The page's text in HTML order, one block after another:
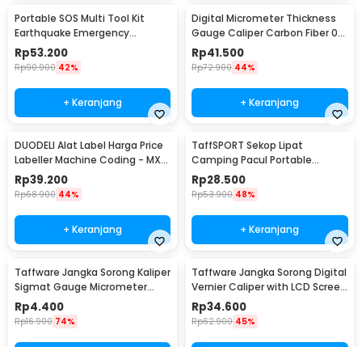
Portable SOS Multi Tool Kit
Earthquake Emergency
Outdoor Survival - JT21
Rp53.200
Rp90.900 42%
+ Keranjang
Digital Micrometer Thickness
Gauge Caliper Carbon Fiber 0-
12.7mm - TDT25
Rp41.500
Rp72.900 44%
+ Keranjang
DUODELI Alat Label Harga Price
Labeller Machine Coding - MX-
5500
Rp39.200
Rp68.900 44%
+ Keranjang
TaffSPORT Sekop Lipat
Camping Pacul Portable
Tactical Survival 40cm - 101
Rp28.500
Rp53.900 48%
+ Keranjang
Taffware Jangka Sorong Kaliper
Sigmat Gauge Micrometer
150mm - QST-600
Rp4.400
Rp16.900 74%
Taffware Jangka Sorong Digital
Vernier Caliper with LCD Screen
150mm - JIGO-150
Rp34.600
Rp62.900 45%